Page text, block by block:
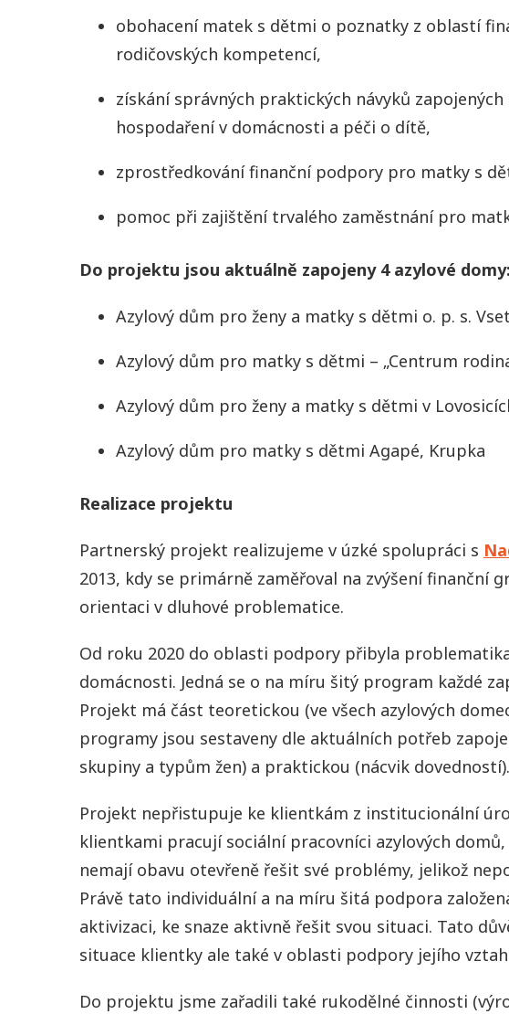
obohacení matek s dětmi o poznatky z oblastí
rodičovských kompetencí,
získání správných praktických návyků
hospodaření v domácnosti a péči o dítě,
zprostředkování finanční podpory pro matky s
pomoc při zajištění trvalého zaměstnání pro
Do projektu jsou aktuálně zapojeny 4 azylové domy:
Azylový dům pro ženy a matky s dětmi o. p. s.
Azylový dům pro matky s dětmi – „Centrum
Azylový dům pro ženy a matky s dětmi v
Azylový dům pro matky s dětmi Agapé, Krupka
Realizace projektu
Partnerský projekt realizujeme v úzké spolupráci s
2013, kdy se primárně zaměřoval na zvýšení finanční
orientaci v dluhové problematice.
Od roku 2020 do oblasti podpory přibyla
domácnosti. Jedná se o na míru šitý program každé
Projekt má část teoretickou (ve všech azylových
programy jsou sestaveny dle aktuálních potřeb
skupiny a typům žen) a praktickou (nácvik dovedností).
Projekt nepřistupuje ke klientkám z institucionální
klientkami pracují sociální pracovníci azylových
nemají obavu otevřeně řešit své problémy, jelikož
Právě tato individuální a na míru šitá podpora
aktivizaci, ke snaze aktivně řešit svou situaci. Tato
situace klientky ale také v oblasti podpory jejího
Do projektu jsme zařadili také rukodělné činnosti